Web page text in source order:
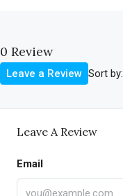
0 Review
Sort by:
Leave a Review
Leave A Review
Email